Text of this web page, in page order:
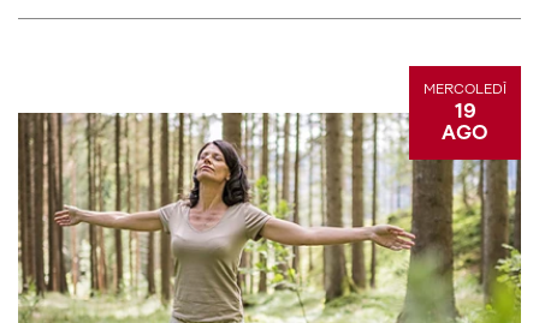
MERCOLEDÌ
19
AGO